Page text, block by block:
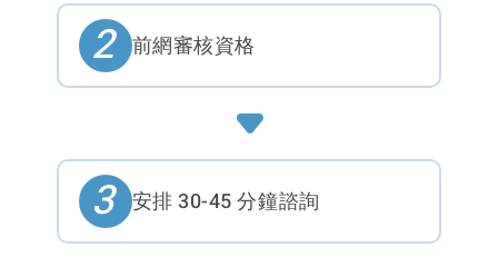
2 前網審核資格
3 安排 30-45 分鐘諮詢